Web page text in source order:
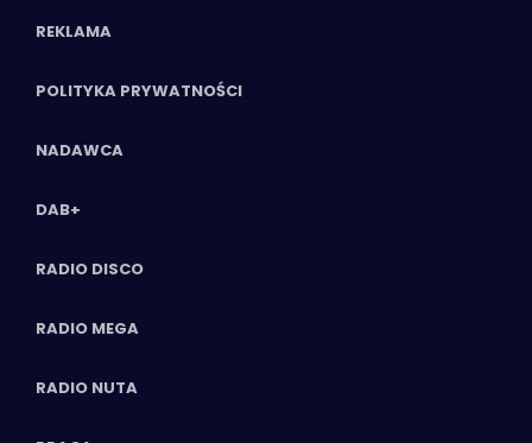
REKLAMA
POLITYKA PRYWATNOŚCI
NADAWCA
DAB+
RADIO DISCO
RADIO MEGA
RADIO NUTA